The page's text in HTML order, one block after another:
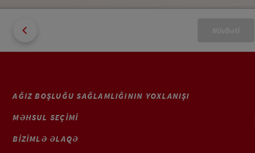
AĞIZ BOŞLUĞU SAĞLAMLIĞININ YOXLANIŞI
MƏHSUL SEÇIMI
BIZIMLƏ ƏLAQƏ